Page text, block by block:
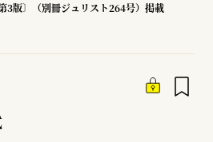
3版〕（別冊ジュリスト264号）掲載